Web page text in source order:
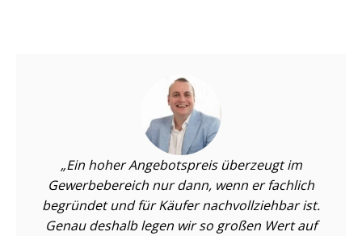
Ein hoher Angebotspreis überzeugt im
Gewerbebereich nur dann, wenn er fachlich
begründet und für Käufer nachvollziehbar ist.
Genau deshalb legen wir so großen Wert auf